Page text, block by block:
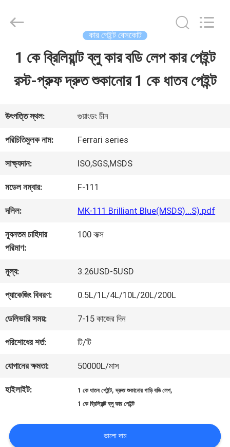
বাড়ি
ভিডিও
আমাদের
সম্পর্কে
কারখানা
মান
নিয়ন্ত্রণ
করুন
Chemical
Reserved.
কার পেইন্ট বেসকোট
1 কে ব্রিলিয়ান্ট ব্লু কার বডি লেপ কার পেইন্ট
রস্ট-প্রুফ দ্রুত শুকানোর 1 কে ধাতব পেইন্ট
উৎপত্তি স্থল: গুয়াংডং চীন
পরিচিতিমুলক নাম: Ferrari series
সাক্ষ্যদান: ISO,SGS,MSDS
মডেল নম্বার: F-111
দলিল: MK-111 Brilliant Blue(MSDS)...S).pdf
ন্যূনতম চাহিদার
পরিমাণ:
100 বাক্স
মূল্য: 3.26USD-5USD
প্যাকেজিং বিবরণ: 0.5L/1L/4L/10L/20L/200L
ডেলিভারি সময়: 7-15 কাজের দিন
পরিশোধের শর্ত: টি/টি
যোগানের ক্ষমতা: 50000L/মাস
হাইলাইট: 1 কে ধাতব পেইন্ট,দ্রুত শুকানোর গাড়ি বডি লেপ,
1 কে ব্রিলিয়ান্ট ব্লু কার পেইন্ট
ভালো দাম